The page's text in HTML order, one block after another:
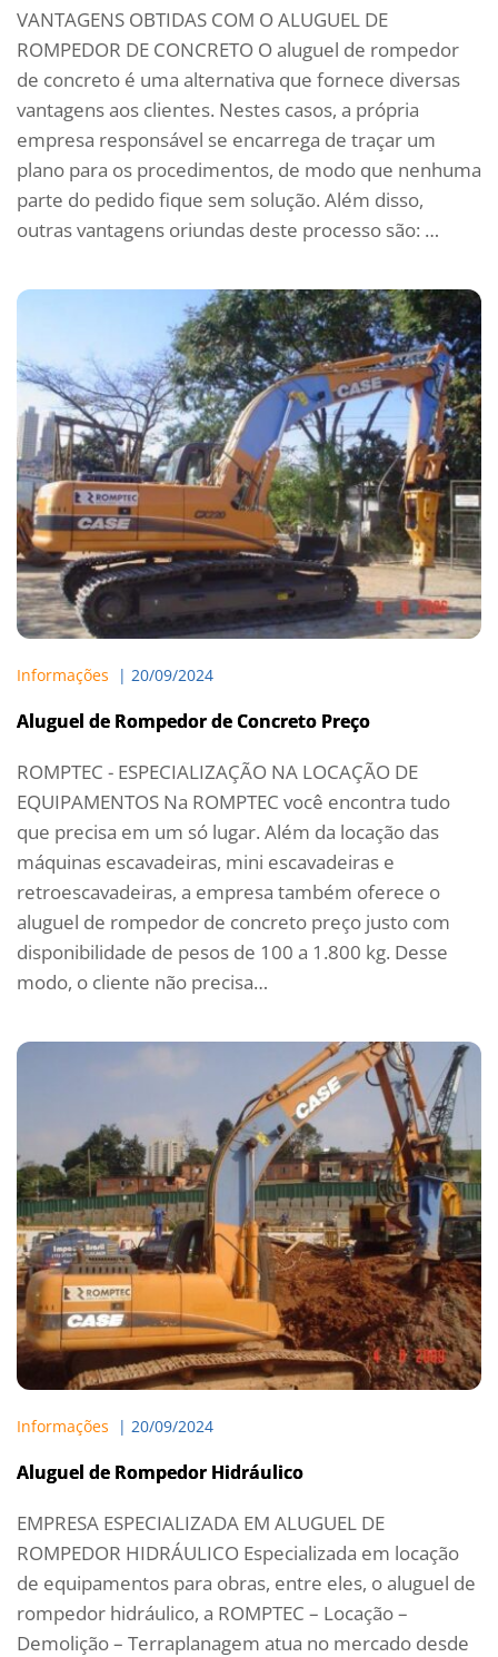
VANTAGENS OBTIDAS COM O ALUGUEL DE
ROMPEDOR DE CONCRETO O aluguel de rompedor
de concreto é uma alternativa que fornece diversas
vantagens aos clientes. Nestes casos, a própria
empresa responsável se encarrega de traçar um
plano para os procedimentos, de modo que nenhuma
parte do pedido fique sem solução. Além disso,
outras vantagens oriundas deste processo são: …
Informações
  |
20/09/2024
Aluguel de Rompedor de Concreto Preço
ROMPTEC - ESPECIALIZAÇÃO NA LOCAÇÃO DE
EQUIPAMENTOS Na ROMPTEC você encontra tudo
que precisa em um só lugar. Além da locação das
máquinas escavadeiras, mini escavadeiras e
retroescavadeiras, a empresa também oferece o
aluguel de rompedor de concreto preço justo com
disponibilidade de pesos de 100 a 1.800 kg. Desse
modo, o cliente não precisa…
Informações
  |
20/09/2024
Aluguel de Rompedor Hidráulico
EMPRESA ESPECIALIZADA EM ALUGUEL DE
ROMPEDOR HIDRÁULICO Especializada em locação
de equipamentos para obras, entre eles, o aluguel de
rompedor hidráulico, a ROMPTEC – Locação –
Demolição – Terraplanagem atua no mercado desde